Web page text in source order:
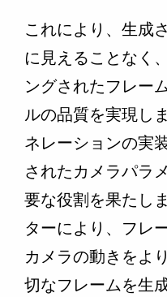
これにより、生成
に見えることなく
ングされたフレー
ルの品質を実現し
ネレーションの実
されたカメラパラ
要な役割を果たし
ターにより、フレ
カメラの動きをよ
切なフレームを生